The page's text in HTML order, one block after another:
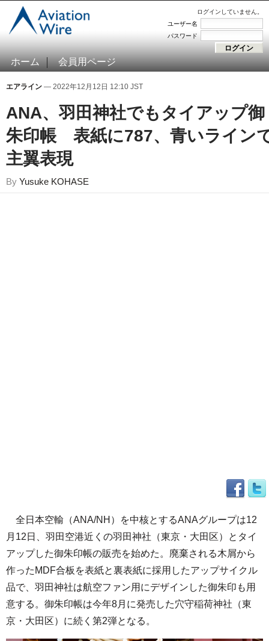
ログインしていません。
ユーザー名
パスワード
ホーム 会員用ページ
エアライン — 2022年12月12日 12:10 JST
ANA、羽田神社でもタイアップ御
朱印帳 表紙に787、青いライン
主翼表現
By Yusuke KOHASE
全日本空輸（ANA/NH）を中核とするANAグループは12
月12日、羽田空港近くの羽田神社（東京・大田区）とタイ
アップした御朱印帳の販売を始めた。廃棄される木屑から
作ったMDF合板を表紙と裏表紙に採用したアップサイクル
品で、羽田神社は航空ファン用にデザインした御朱印も用
意する。御朱印帳は今年8月に発売した穴守稲荷神社（東
京・大田区）に続く第2弾となる。